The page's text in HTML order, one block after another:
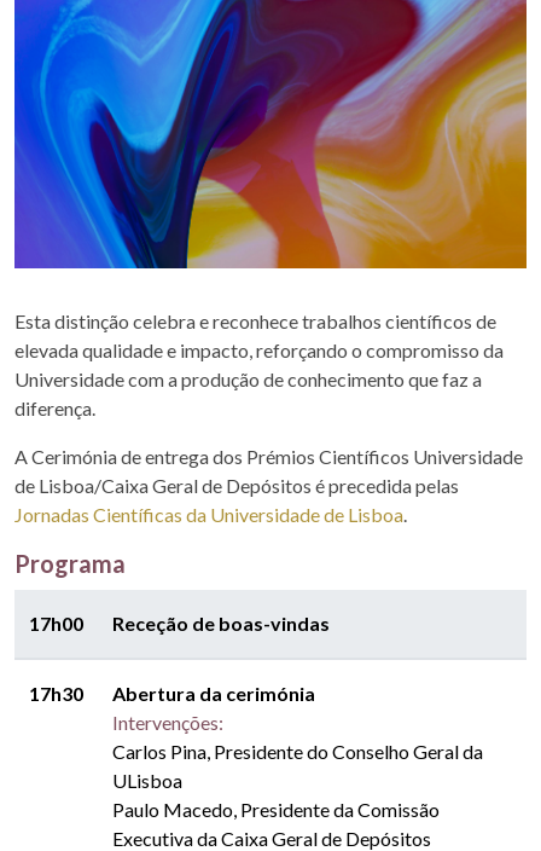
Esta distinção celebra e reconhece trabalhos científicos de
elevada qualidade e impacto, reforçando o compromisso da
Universidade com a produção de conhecimento que faz a
diferença.
A Cerimónia de entrega dos Prémios Científicos Universidade
de Lisboa/Caixa Geral de Depósitos é precedida pelas
Jornadas Científicas da Universidade de Lisboa
Programa
17h00 Receção de boas-vindas
17h30
Abertura da cerimónia
Intervenções:
Carlos Pina, Presidente do Conselho Geral da
ULisboa
Paulo Macedo, Presidente da Comissão
Executiva da Caixa Geral de Depósitos